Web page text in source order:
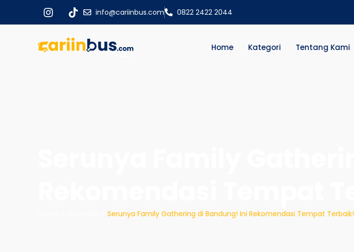
info@cariinbus.com 0822 2422 2044
Home Kategori Tentang Kami
Serunya Family Gathering di Bandung! Ini Rekomendasi Tempat Terbaik!